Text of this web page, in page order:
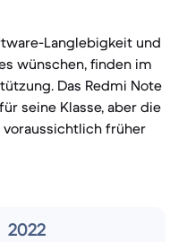
Langlebigkeit und
wünschen, finden im
Das Redmi Note
seine Klasse, aber die
früher
2022